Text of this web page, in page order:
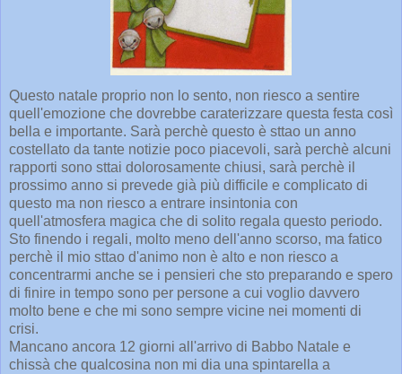
Questo natale proprio non lo sento, non riesco a sentire
quell'emozione che dovrebbe caraterizzare questa festa così
bella e importante. Sarà perchè questo è sttao un anno
costellato da tante notizie poco piacevoli, sarà perchè alcuni
rapporti sono sttai dolorosamente chiusi, sarà perchè il
prossimo anno si prevede già più difficile e complicato di
questo ma non riesco a entrare insintonia con
quell'atmosfera magica che di solito regala questo periodo.
Sto finendo i regali, molto meno dell'anno scorso, ma fatico
perchè il mio sttao d'animo non è alto e non riesco a
concentrarmi anche se i pensieri che sto preparando e spero
di finire in tempo sono per persone a cui voglio davvero
molto bene e che mi sono sempre vicine nei momenti di
crisi.
Mancano ancora 12 giorni all'arrivo di Babbo Natale e
chissà che qualcosina non mi dia una spintarella a